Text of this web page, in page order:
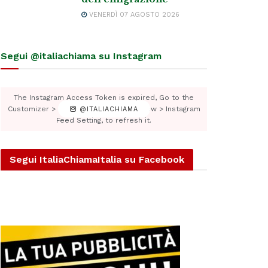
VENERDÌ 07 AGOSTO 2026
Segui @italiachiama su Instagram
@ITALIACHIAMA
The Instagram Access Token is expired, Go to the
Customizer > JNews : Social, Like & View > Instagram
Feed Setting, to refresh it.
Segui ItaliaChiamaItalia su Facebook